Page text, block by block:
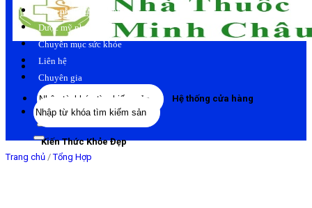
Tìm
kiếm:
Hệ thống cửa hàng
Kiến Thức Khỏe Đẹp
Thực phẩm chức năng
Dược mỹ phẩm
Chuyên mục sức khỏe
Liên hệ
Chuyên gia
Tìm
kiếm:
Trang chủ / Tổng Hợp